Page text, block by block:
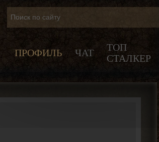
ПРОФИЛЬ ЧАТ
ТОП
СТАЛКЕР